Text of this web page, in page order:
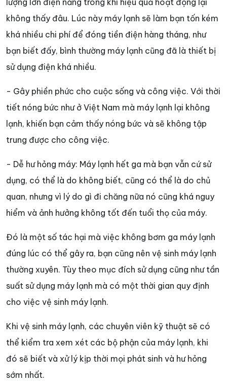
không thấy đâu. Lúc này máy lạnh sẽ làm bạn tốn kém
khá nhiều chi phí để đóng tiền điện hàng tháng, như
bạn biết đấy, bình thường máy lạnh cũng đã là thiết bị
sử dụng điện khá nhiều.
- Gây phiền phức cho cuộc sống và công việc. Với thời
tiết nóng bức như ở Việt Nam mà máy lạnh lại không
lạnh, khiến bạn cảm thấy nóng bức và sẽ không tập
trung được cho công việc.
- Dễ hư hỏng máy: Máy lạnh hết ga mà bạn vẫn cứ sử
dụng, có thể là do không biết, cũng có thể là do chủ
quan, nhưng vì lý do gì đi chăng nữa nó cũng khá nguy
hiểm và ảnh hưởng không tốt đến tuổi thọ của máy.
Đó là một số tác hại mà việc không bơm ga máy lạnh
đúng lúc có thể gây ra, bạn cũng nên vệ sinh máy lạnh
thường xuyên. Tùy theo mục đích sử dụng cũng như tần
suất sử dụng máy lạnh mà có một thời gian quy định
cho việc vệ sinh máy lạnh.
Khi vệ sinh máy lạnh, các chuyên viên kỹ thuật sẽ có
thể kiểm tra xem xét các bộ phận của máy lạnh, khi
đó sẽ biết và xử lý kịp thời mọi phát sinh và hư hỏng
sớm nhất.